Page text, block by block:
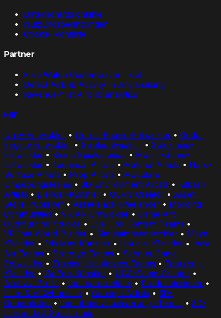
Datenschutzrichtlinie
Nutzungsbedingungen
Cookie-Richtlinie
Partner
Free Watch Customization Tool
Detect Airbnb Activity In Any Building
Revenue-first Airbnb analytics
Für
Unity-Entwickler • Unreal Engine-Entwickler • Godot
Engine-Entwickler • Spieleentwickler • Solo-Indie-
Entwickler • Kleine Spielestudios • Mobile-Game-
Entwickler • Technical Artists • Material Artists • Hard-
Surface Artists • Prop Artists • Modulare
Umgebungsteams • 3D-Environment Artists • Kitbash
Artists • Blender-Künstler • UEFN-Creator • Asset-
Store-Publisher • Asset-Pack-Freelancer • Modding-
Communities • VR/AR-Entwickler • Game-Art-
Outsourcing-Studios • Live-Ops-Content-Teams •
VRChat-World-Builder • Simulationsentwickler • Maya-
Künstler • 3ds Max-Künstler • Houdini-Künstler • Indie-
Art-Teams • Prototyp-Teams • Serious-Game-
Entwickler • Trainingssimulations-Teams • Fahrzeug-
Künstler • Waffen-Künstler • UGC-Game-Creator •
Archviz-Profis • Innenarchitekten • Produktdesigner •
Film- & VFX-Künstler • Concept Artists • 3D-
Generalisten • Immobilienvisualisierungs-Teams • 3D-
Lehrende & Studierende